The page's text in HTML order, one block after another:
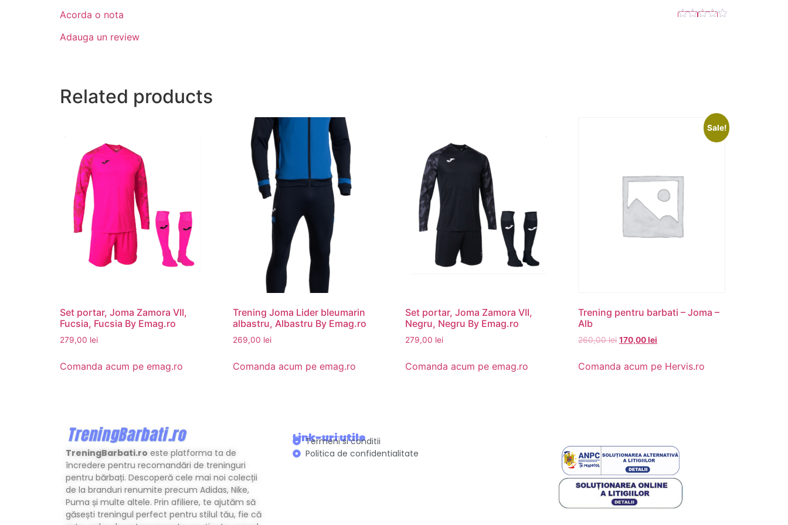
Acorda o nota
Adauga un review
Related products
Set portar, Joma Zamora VII,
Fucsia, Fucsia By Emag.ro
279,00 lei
Comanda acum pe emag.ro
Trening Joma Lider bleumarin
albastru, Albastru By Emag.ro
269,00 lei
Comanda acum pe emag.ro
Set portar, Joma Zamora VII,
Negru, Negru By Emag.ro
279,00 lei
Comanda acum pe emag.ro
Sale!
Trening pentru barbati – Joma –
Alb
260,00lei 170,00lei
Comanda acum pe Hervis.ro
TreningBarbati.ro este platforma ta de
încredere pentru recomandări de treninguri
pentru bărbați. Descoperă cele mai noi colecții
de la branduri renumite precum Adidas, Nike,
Puma și multe altele. Prin afiliere, te ajutăm să
găsești treningul perfect pentru stilul tău, fie că
Link-uri utile
Termeni si conditii
Politica de confidentialitate